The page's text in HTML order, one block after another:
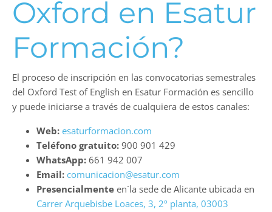
Oxford en Esatur
Formación?
El proceso de inscripción en las convocatorias semestrales
del Oxford Test of English en Esatur Formación es sencillo
y puede iniciarse a través de cualquiera de estos canales:
Web: esaturformacion.com
Teléfono gratuito: 900 901 429
WhatsApp: 661 942 007
Email: comunicacion@esatur.com
Presencialmente en´la sede de Alicante ubicada en
Carrer Arquebisbe Loaces, 3, 2º planta, 03003